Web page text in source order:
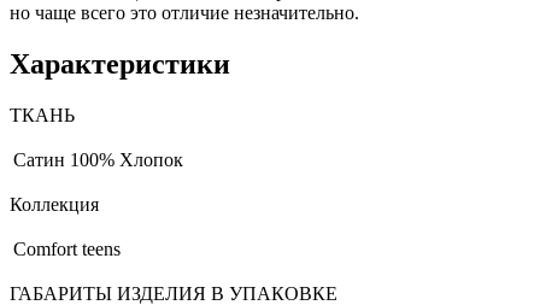
но чаще всего это отличие незначительно.
Характеристики
ТКАНЬ
Сатин 100% Хлопок
Коллекция
Comfort teens
ГАБАРИТЫ ИЗДЕЛИЯ В УПАКОВКЕ